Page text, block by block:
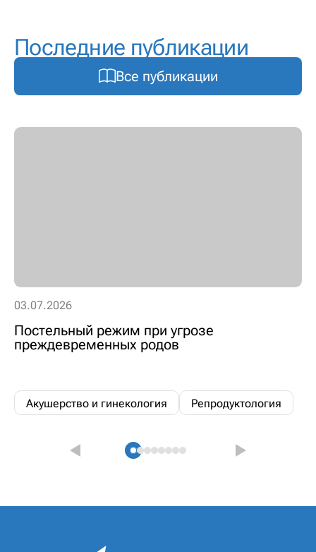
Последние публикации
Все публикации
03.07.2026
Постельный режим при угрозе
преждевременных родов
Акушерство и гинекология Репродуктология